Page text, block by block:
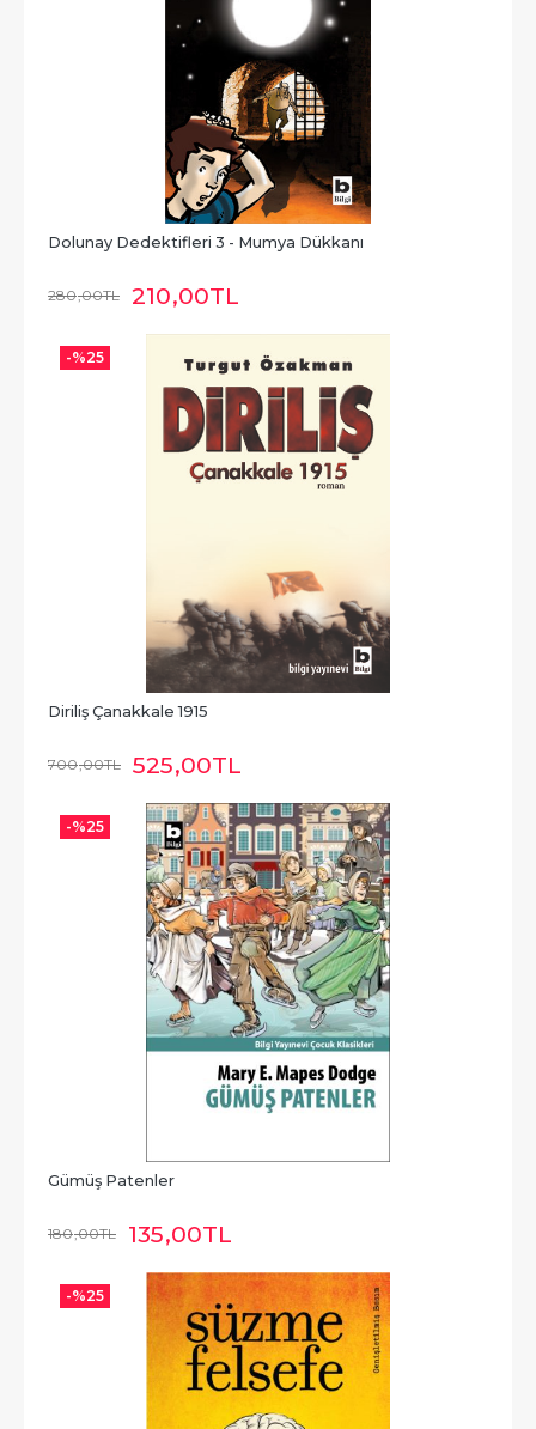
Dolunay Dedektifleri 3 - Mumya Dükkanı
280,00TL 210,00TL
-%25
Diriliş Çanakkale 1915
700,00TL 525,00TL
-%25
Gümüş Patenler
180,00TL 135,00TL
-%25